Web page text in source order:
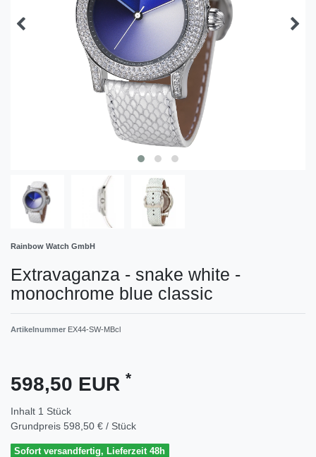
Rainbow Watch GmbH
Extravaganza - snake white -
monochrome blue classic
Artikelnummer EX44-SW-MBcl
598,50 EUR *
Inhalt 1 Stück
Grundpreis 598,50 € / Stück
Sofort versandfertig, Lieferzeit 48h